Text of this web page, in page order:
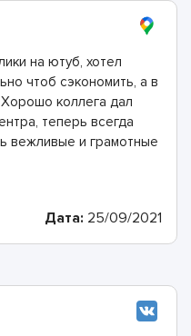
на ютуб, хотел
чтоб сэкономить, а в
коллега дал
теперь всегда
вежливые и грамотные
Дата: 25/09/2021